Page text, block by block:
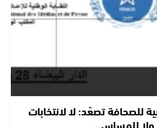
للصحافة تصعّد: لا لانتخابات